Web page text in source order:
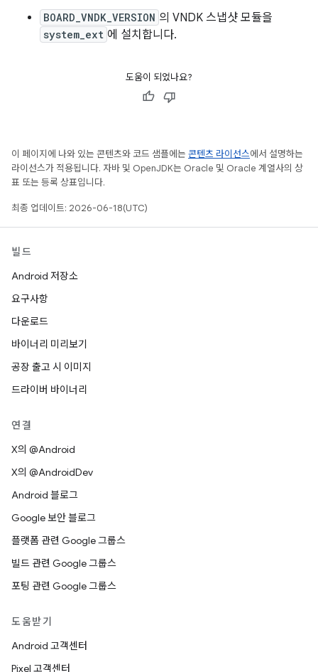
BOARD_VNDK_VERSION 의 VNDK 스냅샷 모듈을
system_ext 에 설치합니다.
도움이 되었나요?
이 페이지에 나와 있는 콘텐츠와 코드 샘플에는 콘텐츠 라이선스에서 설명하는
라이선스가 적용됩니다. 자바 및 OpenJDK는 Oracle 및 Oracle 계열사의 상
표 또는 등록 상표입니다.
최종 업데이트: 2026-06-18(UTC)
빌드
Android 저장소
요구사항
다운로드
바이너리 미리보기
공장 출고 시 이미지
드라이버 바이너리
연결
X의 @Android
X의 @AndroidDev
Android 블로그
Google 보안 블로그
플랫폼 관련 Google 그룹스
빌드 관련 Google 그룹스
포팅 관련 Google 그룹스
도움받기
Android 고객센터
Pixel 고객센터